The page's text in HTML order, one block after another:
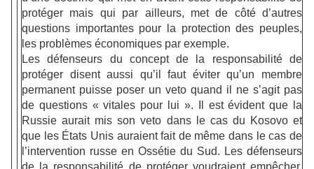
protéger mais qui par ailleurs, met de côté d’autres
questions importantes pour la protection des peuples,
les problèmes économiques par exemple.
Les défenseurs du concept de la responsabilité de
protéger disent aussi qu’il faut éviter qu’un membre
permanent puisse poser un veto quand il ne s’agit pas
de questions « vitales pour lui ». Il est évident que la
Russie aurait mis son veto dans le cas du Kosovo et
que les États Unis auraient fait de même dans le cas de
l’intervention russe en Ossétie du Sud. Les défenseurs